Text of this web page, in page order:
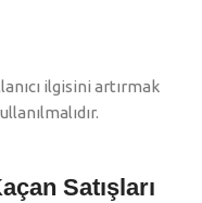
ilgisini artırmak
Satışları